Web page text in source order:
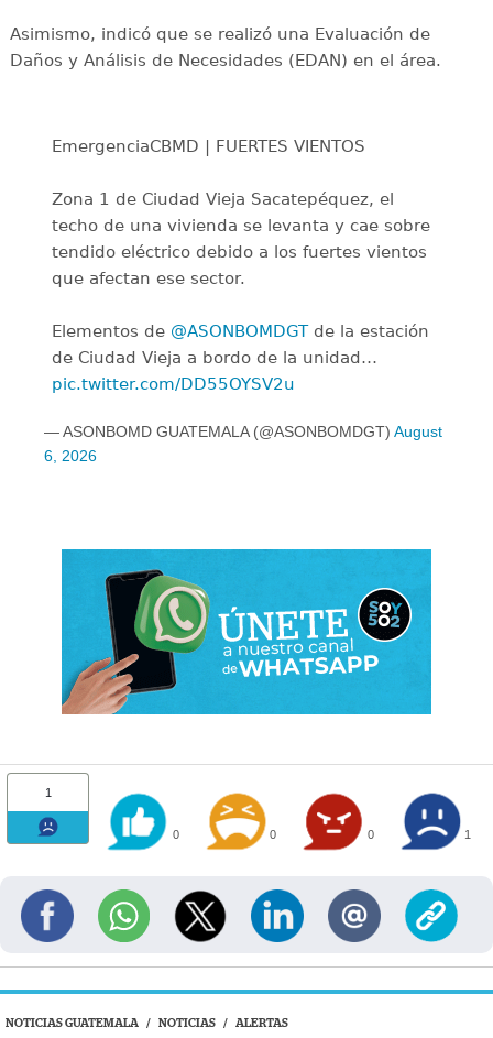
Asimismo, indicó que se realizó una Evaluación de
Daños y Análisis de Necesidades (EDAN) en el área.
EmergenciaCBMD | FUERTES VIENTOS
Zona 1 de Ciudad Vieja Sacatepéquez, el
techo de una vivienda se levanta y cae sobre
tendido eléctrico debido a los fuertes vientos
que afectan ese sector.
Elementos de @ASONBOMDGTde la estación
de Ciudad Vieja a bordo de la unidad…
pic.twitter.com/DD55OYSV2u
— ASONBOMD GUATEMALA (@ASONBOMDGT) August
6, 2026
1
0 0 0 1
NOTICIAS GUATEMALA / NOTICIAS / ALERTAS